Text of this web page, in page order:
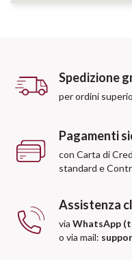
Spedizione
per ordini
Pagamenti
con Carta di
standard e
Assistenza
via WhatsApp
o via mail: